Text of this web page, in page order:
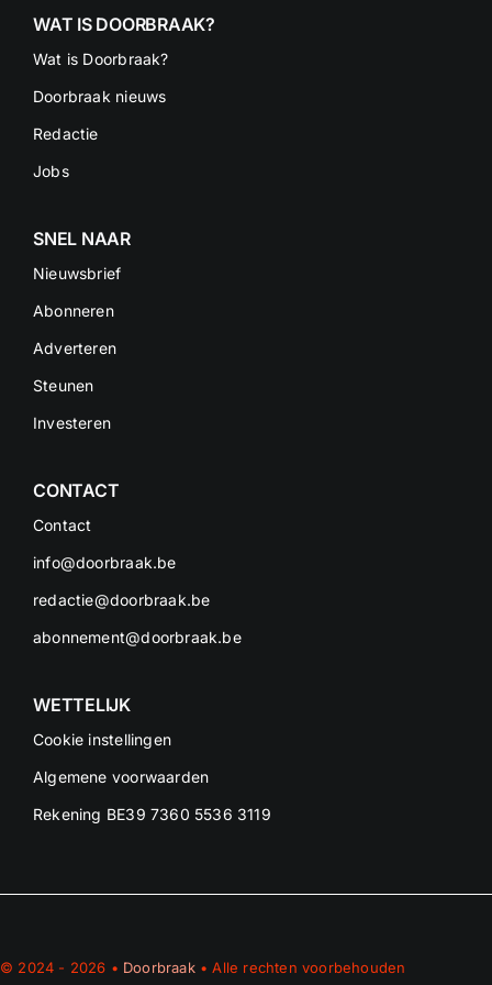
WAT IS DOORBRAAK?
Wat is Doorbraak?
Doorbraak nieuws
Redactie
Jobs
SNEL NAAR
Nieuwsbrief
Abonneren
Adverteren
Steunen
Investeren
CONTACT
Contact
info@doorbraak.be
redactie@doorbraak.be
abonnement@doorbraak.be
WETTELIJK
Cookie instellingen
Algemene voorwaarden
Rekening BE39 7360 5536 3119
© 2024 - 2026 • Doorbraak• Alle rechten voorbehouden